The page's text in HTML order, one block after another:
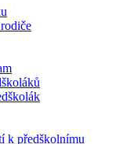
k předškolnímu